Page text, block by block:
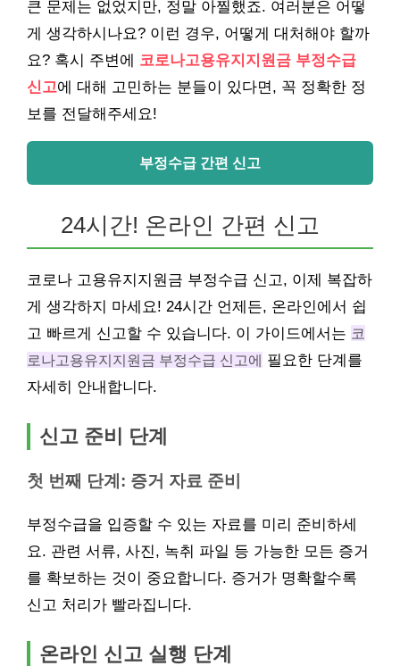
큰 문제는 없었지만, 정말 아찔했죠. 여러분은 어떻
게 생각하시나요? 이런 경우, 어떻게 대처해야 할까
요? 혹시 주변에 코로나고용유지지원금 부정수급
신고에 대해 고민하는 분들이 있다면, 꼭 정확한 정
보를 전달해주세요!
부정수급 간편 신고
24시간! 온라인 간편 신고
코로나 고용유지지원금 부정수급 신고, 이제 복잡하
게 생각하지 마세요! 24시간 언제든, 온라인에서 쉽
고 빠르게 신고할 수 있습니다. 이 가이드에서는 코
로나고용유지지원금 부정수급 신고에 필요한 단계를
자세히 안내합니다.
신고 준비 단계
첫 번째 단계: 증거 자료 준비
부정수급을 입증할 수 있는 자료를 미리 준비하세
요. 관련 서류, 사진, 녹취 파일 등 가능한 모든 증거
를 확보하는 것이 중요합니다. 증거가 명확할수록
신고 처리가 빨라집니다.
온라인 신고 실행 단계